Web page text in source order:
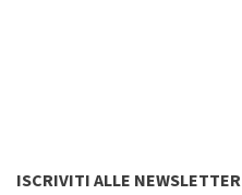
ISCRIVITI ALLE NEWSLETTER